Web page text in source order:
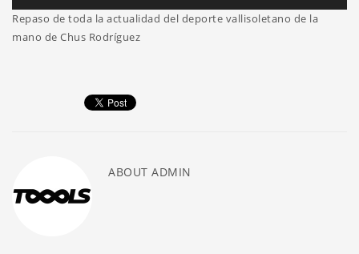
audio
Repaso de toda la actualidad del deporte vallisoletano de la
mano de Chus Rodríguez
ABOUT ADMIN